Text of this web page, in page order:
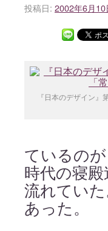
投稿日: 2002年6月10
『日本のデザイン』
ているの
時代の寝
流れてい
あった。